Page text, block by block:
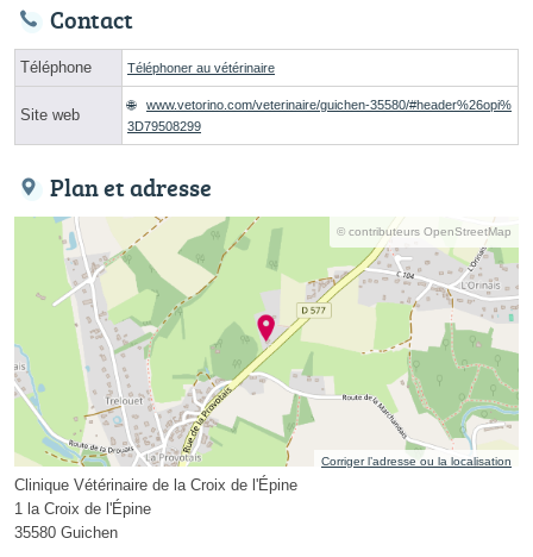
Contact
Téléphone Téléphoner au vétérinaire
Site web
www.vetorino.com/veterinaire/guichen-35580/#header%26opi%
3D79508299
Plan et adresse
© contributeurs OpenStreetMap
Corriger l’adresse ou la localisation
Clinique Vétérinaire de la Croix de l'Épine
1 la Croix de l'Épine
35580 Guichen